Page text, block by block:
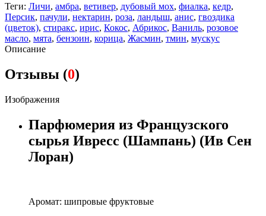
Теги: Личи, амбра, ветивер, дубовый мох, фиалка, кедр,
Персик, пачули, нектарин, роза, ландыш, анис, гвоздика
(цветок), стиракс, ирис, Кокос, Абрикос, Ваниль, розовое
масло, мята, бензоин, корица, Жасмин, тмин, мускус
Описание
Отзывы (0)
Изображения
Парфюмерия из Французского
сырья Ивресс (Шампань) (Ив Сен
Лоран)
Аромат: шипровые фруктовые